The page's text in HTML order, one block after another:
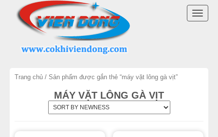
Trang chủ / Sản phẩm được gắn thẻ “máy vặt lông gà vịt”
MÁY VẶT LÔNG GÀ VỊT
DANH MỤC SẢN PHẨM
MÁY VẶT LÔNG GÀ VỊT VIỄN ĐÔNG
LINH KIỆN MÁY VẶT LÔNG GÀ
MÁY NHỔ LÔNG VỊT
MÁY VẶT LÔNG CHIM